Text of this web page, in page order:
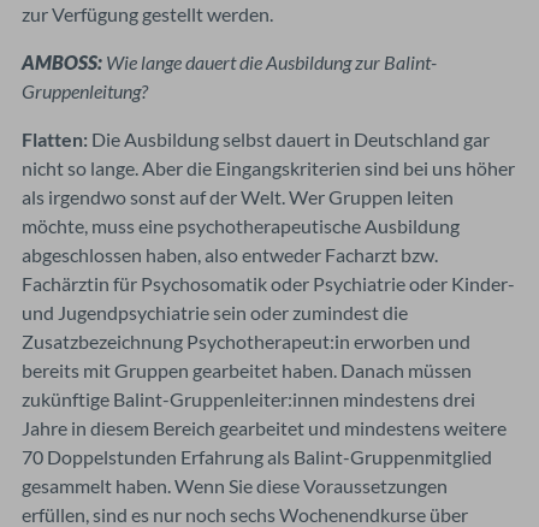
zur Verfügung gestellt werden.
AMBOSS: Wie lange dauert die Ausbildung zur Balint-
Gruppenleitung?
Flatten: Die Ausbildung selbst dauert in Deutschland gar
nicht so lange. Aber die Eingangskriterien sind bei uns höher
als irgendwo sonst auf der Welt. Wer Gruppen leiten
möchte, muss eine psychotherapeutische Ausbildung
abgeschlossen haben, also entweder Facharzt bzw.
Fachärztin für Psychosomatik oder Psychiatrie oder Kinder-
und Jugendpsychiatrie sein oder zumindest die
Zusatzbezeichnung Psychotherapeut:in erworben und
bereits mit Gruppen gearbeitet haben. Danach müssen
zukünftige Balint-Gruppenleiter:innen mindestens drei
Jahre in diesem Bereich gearbeitet und mindestens weitere
70 Doppelstunden Erfahrung als Balint-Gruppenmitglied
gesammelt haben. Wenn Sie diese Voraussetzungen
erfüllen, sind es nur noch sechs Wochenendkurse über